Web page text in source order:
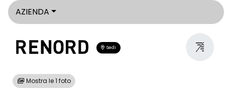
AZIENDA
Sedi
Mostra le 1 foto